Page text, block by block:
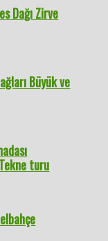
Dağı Zirve
Büyük ve
turu